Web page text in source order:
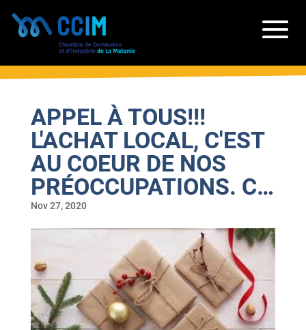
APPEL À TOUS!!!
L'ACHAT LOCAL, C'EST
AU COEUR DE NOS
PRÉOCCUPATIONS. C…
Nov 27, 2020